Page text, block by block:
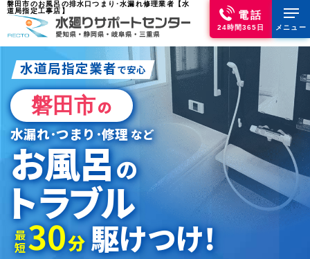
磐田市のお風呂の排水口つまり･水漏れ修理業者【水
道局指定工事店】
電話
24時間365日 メニュー
水道局指定業者 で安心
磐田市の
水漏れ･つまり･修理 など
お風呂の
トラブル
最短30分 駆けつけ!